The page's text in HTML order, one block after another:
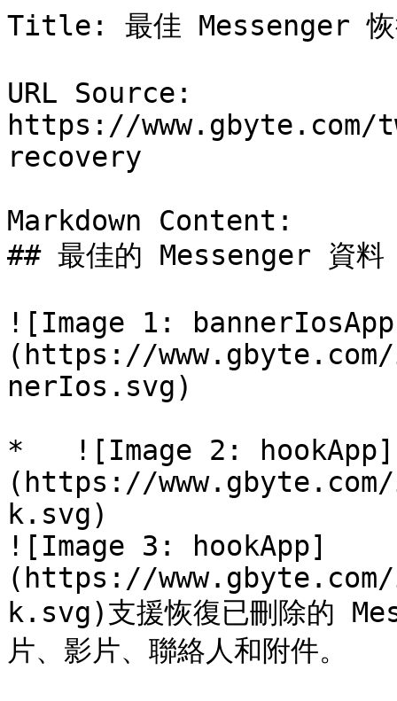
Title: 最佳 Messenger
URL Source:
https://www.gbyte.com/
recovery
Markdown Content:
## 最佳的 Messenger 資
![Image 1:
(https://www.gbyte.com/
nerIos.svg)
*   ![Image 2: hookApp]
(https://www.gbyte.com/
k.svg)
![Image 3: hookApp]
(https://www.gbyte.com/
k.svg)支援恢復已刪除的
片、影片、聯絡人和附件。